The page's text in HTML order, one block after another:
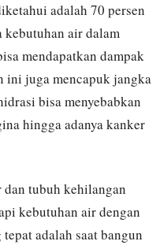
adalah 70 persen
air dalam
mendapatkan dampak
ini juga mencapuk jangka
bisa menyebabkan
hingga adanya kanker
tubuh kehilangan
kebutuhan air dengan
adalah saat bangun